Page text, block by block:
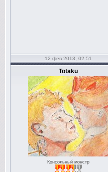
12 фев 2013, 02:51
Totaku
Консольный монстр